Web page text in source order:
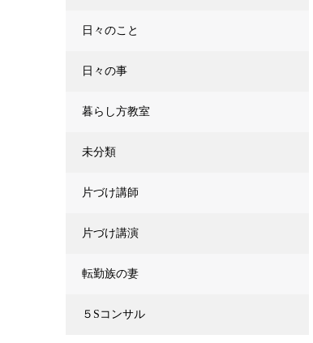
日々のこと
日々の事
暮らし方教室
未分類
片づけ講師
片づけ講演
転勤族の妻
５Sコンサル